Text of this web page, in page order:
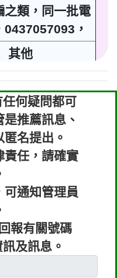
之類，同一批電
，
其他
06 23:47:32
❓ 待確認
直接掛！
其他
19 21:36:17
妙錄音檔
息,來電無聲,
何疑問都可
推薦訊息、
名提出。
責任，請確實
可通知管理員
報有關號碼
及訊息。